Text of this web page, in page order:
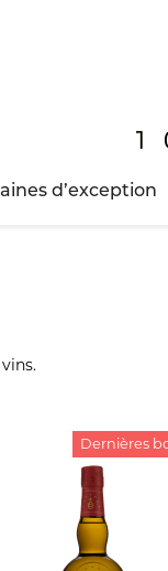
d’exception
Dernières